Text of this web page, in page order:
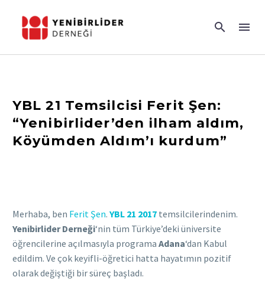
YBL 21 Temsilcisi Ferit Şen:
“Yenibirlider’den ilham aldım,
Köyümden Aldım’ı kurdum”
Merhaba, ben Ferit Şen. YBL 21 2017 temsilcilerindenim.
Yenibirlider Derneği‘nin tüm Türkiye’deki üniversite
öğrencilerine açılmasıyla programa Adana‘dan Kabul
edildim. Ve çok keyifli-öğretici hatta hayatımın pozitif
olarak değiştiği bir süreç başladı.